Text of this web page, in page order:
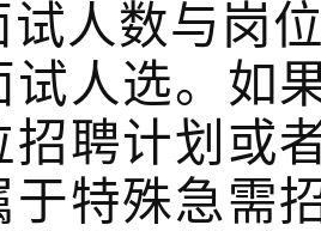
试人数与岗
人选。 如
招聘计划或
于特殊急需